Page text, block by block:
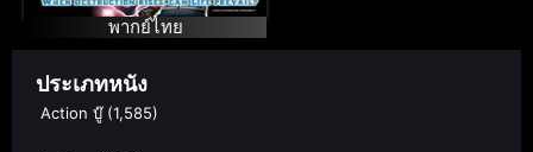
Movie (2014)
โปเกมอน เอ็กซ์
วาย เดอะ มูฟวี่
ล้างและดีแอนซี
พากย์ไทย
ประเภทหนัง
Action บู๊(1,585)